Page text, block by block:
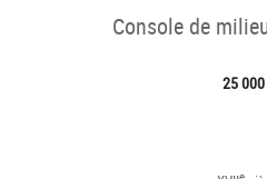
Console de
25
e